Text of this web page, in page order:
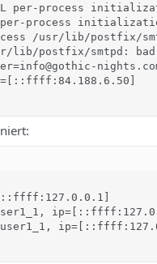
per-process
per-process
/usr/lib/postfix/
lib/postfix/smtpd: bad